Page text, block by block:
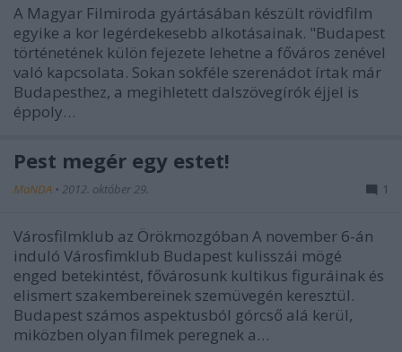
A Magyar Filmiroda gyártásában készült rövidfilm
egyike a kor legérdekesebb alkotásainak. "Budapest
történetének külön fejezete lehetne a főváros zenével
való kapcsolata. Sokan sokféle szerenádot írtak már
Budapesthez, a megihletett dalszövegírók éjjel is
éppoly…
Pest megér egy estet!
MaNDA • 2012. október 29. 1
Városfilmklub az Örökmozgóban A november 6-án
induló Városfimklub Budapest kulisszái mögé
enged betekintést, fővárosunk kultikus figuráinak és
elismert szakembereinek szemüvegén keresztül.
Budapest számos aspektusból górcső alá kerül,
miközben olyan filmek peregnek a…